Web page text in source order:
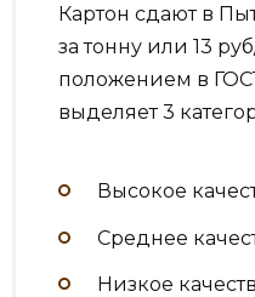
Картон сдают в
за тонну или 13
положением в
выделяет 3
Высокое
Среднее
Низкое